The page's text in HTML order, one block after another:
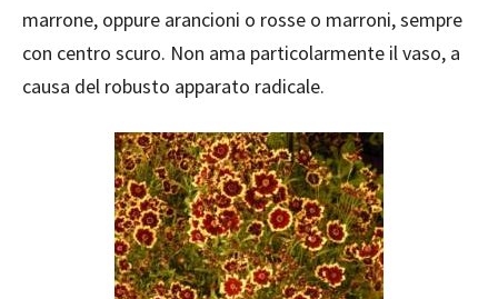
marrone, oppure arancioni o rosse o marroni, sempre
con centro scuro. Non ama particolarmente il vaso, a
causa del robusto apparato radicale.